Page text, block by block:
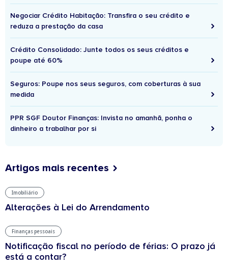
Negociar Crédito Habitação: Transfira o seu crédito e
reduza a prestação da casa
Crédito Consolidado: Junte todos os seus créditos e
poupe até 60%
Seguros: Poupe nos seus seguros, com coberturas à sua
medida
PPR SGF Doutor Finanças: Invista no amanhã, ponha o
dinheiro a trabalhar por si
Artigos mais recentes
Imobiliário
Alterações à Lei do Arrendamento
Finanças pessoais
Notificação fiscal no período de férias: O prazo já
está a contar?